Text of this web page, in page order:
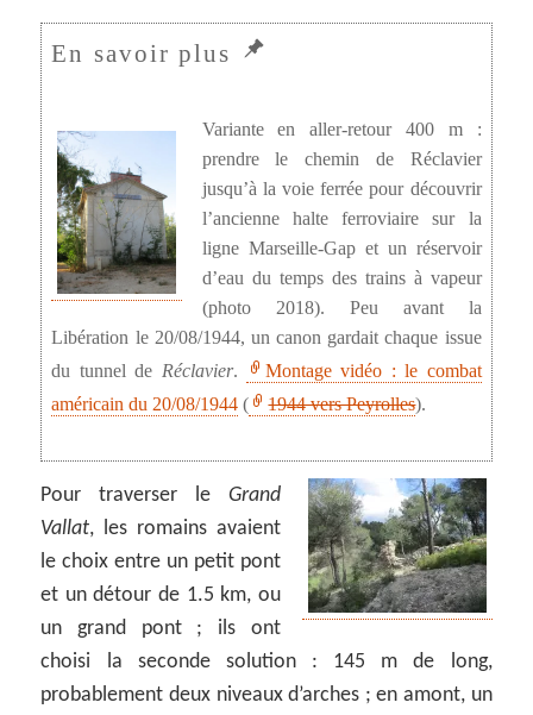
Variante en aller-retour 400 m :
prendre le chemin de Réclavier
jusqu’à la voie ferrée pour découvrir
l’ancienne halte ferroviaire sur la
ligne Marseille-Gap et un réservoir
d’eau du temps des trains à vapeur
(photo 2018). Peu avant la
Libération le 20/08/1944, un canon gardait chaque issue
du tunnel de Réclavier.
Montage vidéo : le combat
américain du 20/08/1944 ( 1944 vers Peyrolles).
Pour traverser le Grand
Vallat, les romains avaient
le choix entre un petit pont
et un détour de 1.5 km, ou
un grand pont ; ils ont
choisi la seconde solution : 145 m de long,
probablement deux niveaux d’arches ; en amont, un